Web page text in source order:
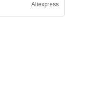
Aliexpress